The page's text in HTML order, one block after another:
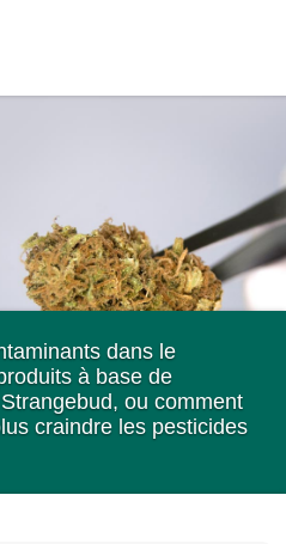
dans le
à base de
ou comment
craindre les pesticides